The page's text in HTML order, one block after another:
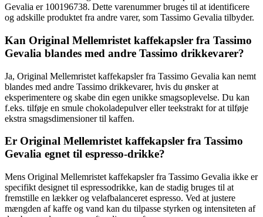
Gevalia er 100196738. Dette varenummer bruges til at identificere
og adskille produktet fra andre varer, som Tassimo Gevalia tilbyder.
Kan Original Mellemristet kaffekapsler fra Tassimo
Gevalia blandes med andre Tassimo drikkevarer?
Ja, Original Mellemristet kaffekapsler fra Tassimo Gevalia kan nemt
blandes med andre Tassimo drikkevarer, hvis du ønsker at
eksperimentere og skabe din egen unikke smagsoplevelse. Du kan
f.eks. tilføje en smule chokoladepulver eller teekstrakt for at tilføje
ekstra smagsdimensioner til kaffen.
Er Original Mellemristet kaffekapsler fra Tassimo
Gevalia egnet til espresso-drikke?
Mens Original Mellemristet kaffekapsler fra Tassimo Gevalia ikke er
specifikt designet til espressodrikke, kan de stadig bruges til at
fremstille en lækker og velafbalanceret espresso. Ved at justere
mængden af kaffe og vand kan du tilpasse styrken og intensiteten af